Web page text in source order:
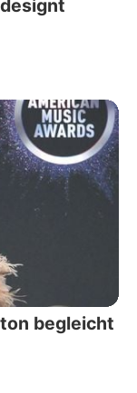
begleicht